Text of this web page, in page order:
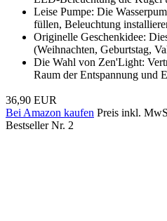
Leise Pumpe: Die
füllen, Beleuchtung
Originelle Geschenkidee:
(Weihnachten, Geburtstag,
Die Wahl von Zen'Light:
Raum der Entspannung und
36,90 EUR
Bei Amazon kaufen Preis inkl.
Bestseller Nr. 2